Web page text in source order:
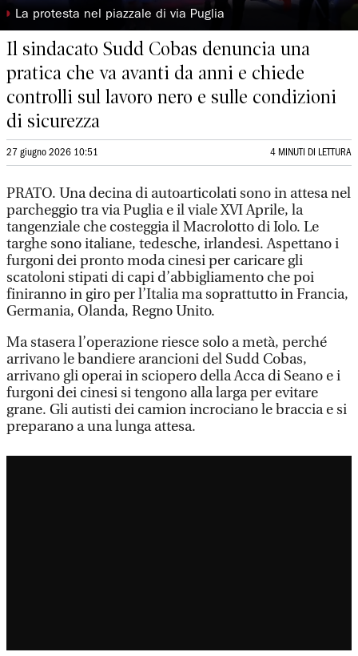
◗ La protesta nel piazzale di via Puglia
Il sindacato Sudd Cobas denuncia una
pratica che va avanti da anni e chiede
controlli sul lavoro nero e sulle condizioni
di sicurezza
27 giugno 2026 10:51 4 MINUTI DI LETTURA
PRATO. Una decina di autoarticolati sono in attesa nel
parcheggio tra via Puglia e il viale XVI Aprile, la
tangenziale che costeggia il Macrolotto di Iolo. Le
targhe sono italiane, tedesche, irlandesi. Aspettano i
furgoni dei pronto moda cinesi per caricare gli
scatoloni stipati di capi d’abbigliamento che poi
finiranno in giro per l’Italia ma soprattutto in Francia,
Germania, Olanda, Regno Unito.
Ma stasera l’operazione riesce solo a metà, perché
arrivano le bandiere arancioni del Sudd Cobas,
arrivano gli operai in sciopero della Acca di Seano e i
furgoni dei cinesi si tengono alla larga per evitare
grane. Gli autisti dei camion incrociano le braccia e si
preparano a una lunga attesa.